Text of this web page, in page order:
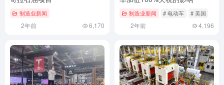
制造业新闻
2年前 6,170
制造业新闻 # 电动车 # 美国
2年前 4,196